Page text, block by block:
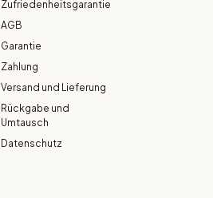
Zufriedenheitsgarantie
AGB
Garantie
Zahlung
Versand und Lieferung
Rückgabe und
Umtausch
Datenschutz